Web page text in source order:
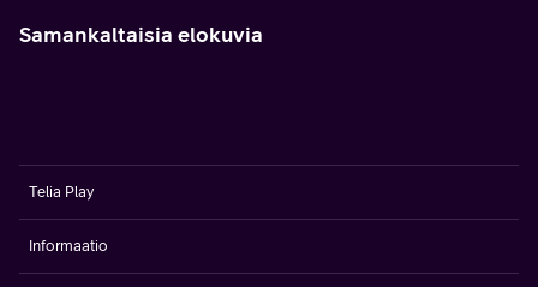
Samankaltaisia elokuvia
Telia Play
Informaatio